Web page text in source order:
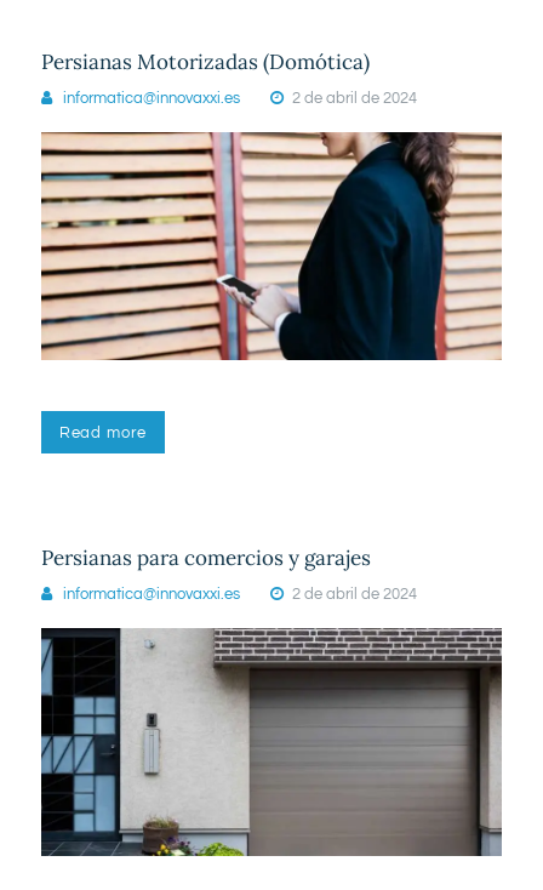
Persianas Motorizadas (Domótica)
informatica@innovaxxi.es 2 de abril de 2024
Read more
Persianas para comercios y garajes
informatica@innovaxxi.es 2 de abril de 2024